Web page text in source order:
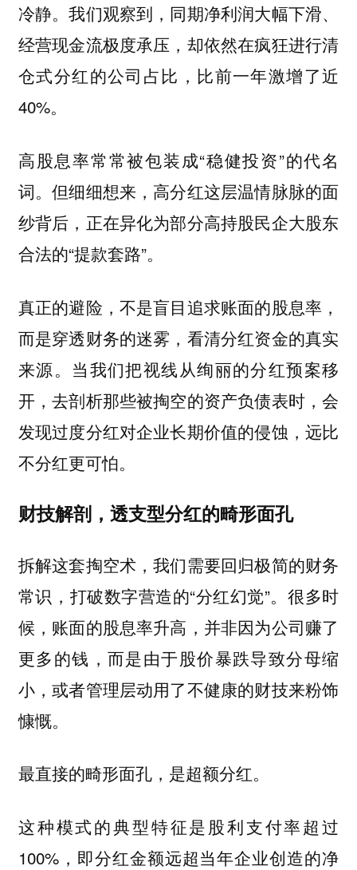
冷静。我们观察到，同期净利润大幅下滑、
经营现金流极度承压，却依然在疯狂进行清
仓式分红的公司占比，比前一年激增了近
40%。
高股息率常常被包装成“稳健投资”的代名
词。但细细想来，高分红这层温情脉脉的面
纱背后，正在异化为部分高持股民企大股东
合法的“提款套路”。
真正的避险，不是盲目追求账面的股息率，
而是穿透财务的迷雾，看清分红资金的真实
来源。当我们把视线从绚丽的分红预案移
开，去剖析那些被掏空的资产负债表时，会
发现过度分红对企业长期价值的侵蚀，远比
不分红更可怕。
财技解剖，透支型分红的畸形面孔
拆解这套掏空术，我们需要回归极简的财务
常识，打破数字营造的“分红幻觉”。很多时
候，账面的股息率升高，并非因为公司赚了
更多的钱，而是由于股价暴跌导致分母缩
小，或者管理层动用了不健康的财技来粉饰
慷慨。
最直接的畸形面孔，是超额分红。
这种模式的典型特征是股利支付率超过
100%，即分红金额远超当年企业创造的净